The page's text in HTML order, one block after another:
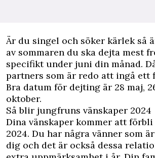
Är du singel och söker kärlek så
av sommaren du ska dejta mest
specifikt under juni din månad.
partners som är redo att ingå ett
Bra datum för dejting är 28 maj,
oktober.
Så blir jungfruns vänskaper 2024
Dina vänskaper kommer att
2024. Du har några vänner som
dig och det är också dessa